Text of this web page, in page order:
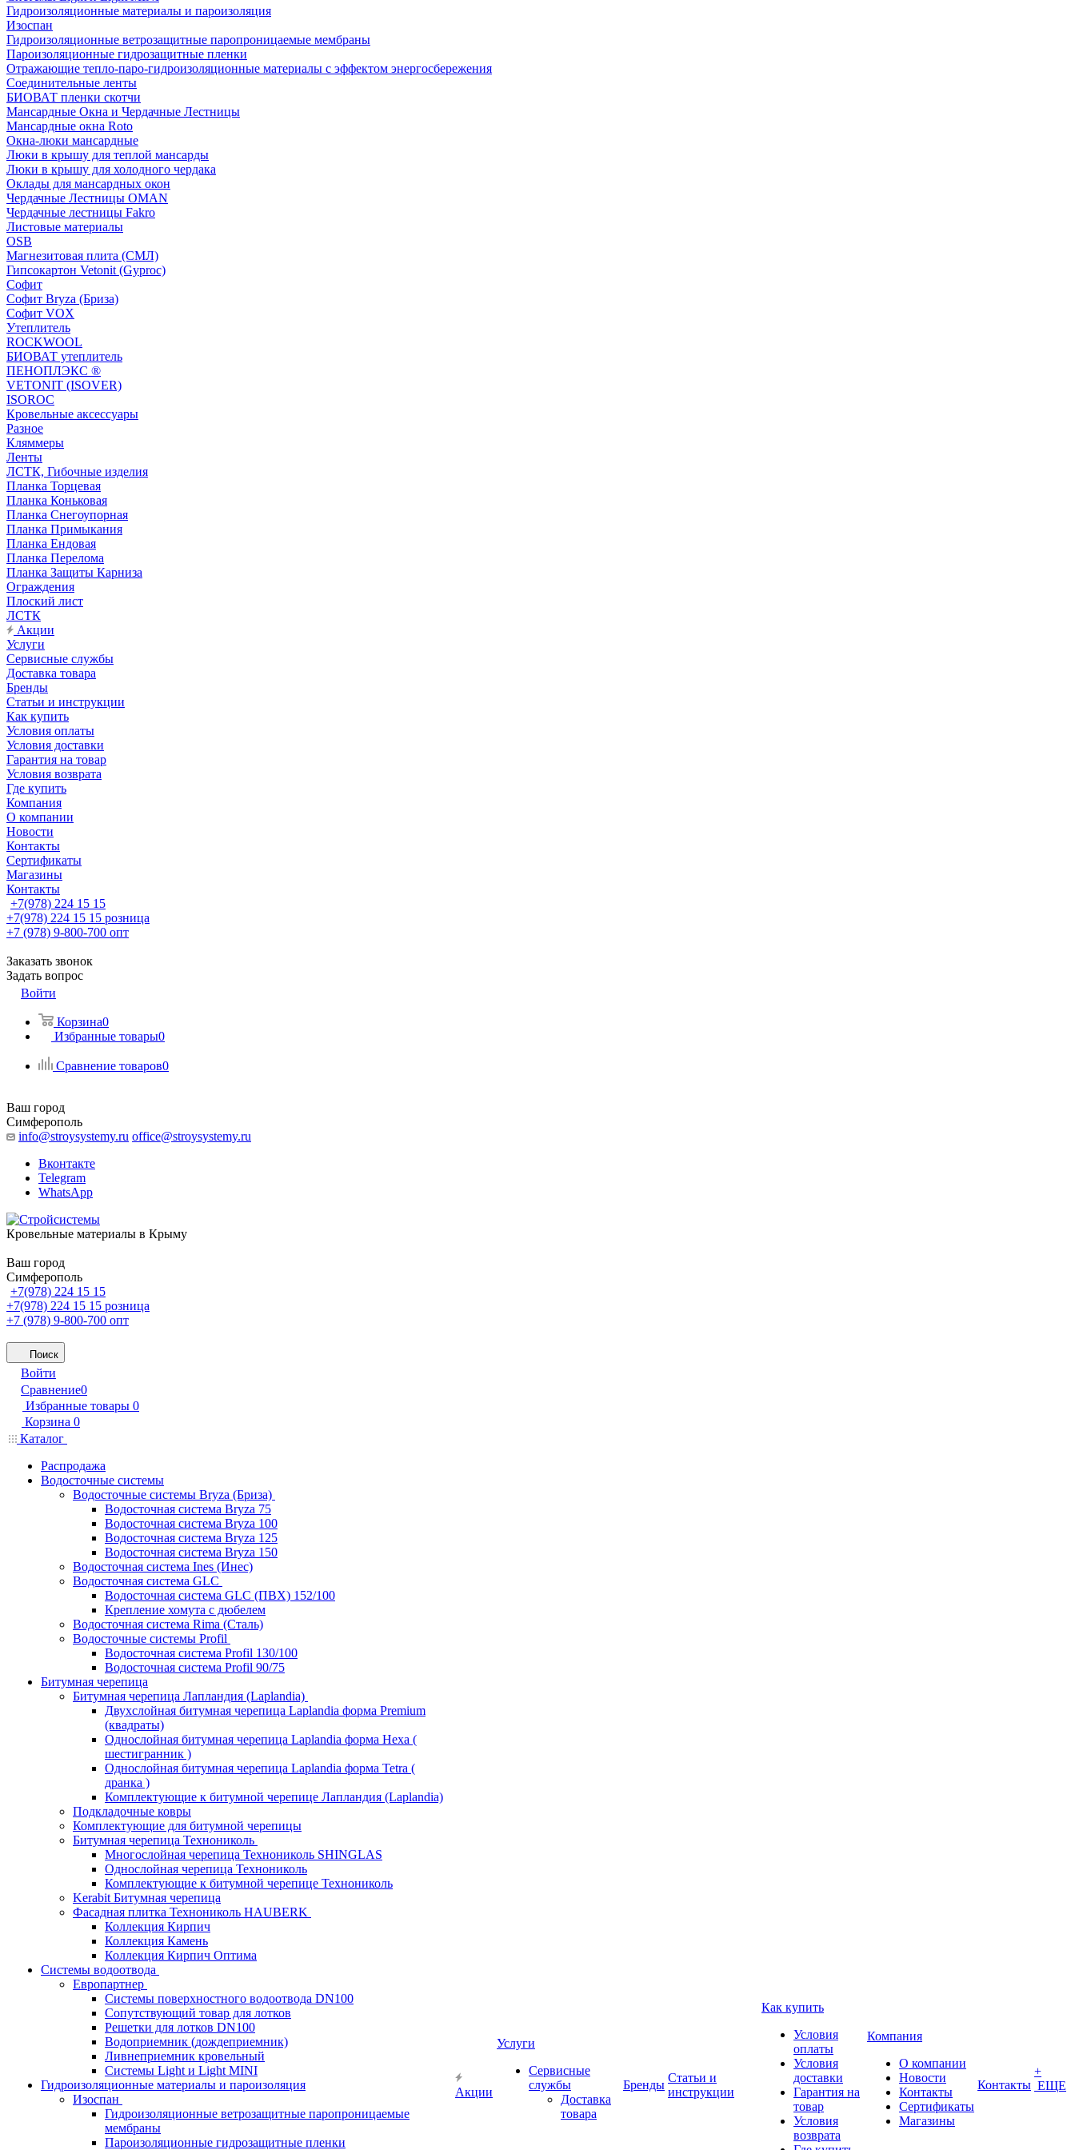
Гидроизоляционные материалы и пароизоляция
Изоспан
Гидроизоляционные ветрозащитные паропроницаемые мембраны
Пароизоляционные гидрозащитные пленки
Отражающие тепло-паро-гидроизоляционные материалы с эффектом энергосбережения
Соединительные ленты
БИОВАТ пленки скотчи
Мансардные Окна и Чердачные Лестницы
Мансардные окна Roto
Окна-люки мансардные
Люки в крышу для теплой мансарды
Люки в крышу для холодного чердака
Оклады для мансардных окон
Чердачные Лестницы OMAN
Чердачные лестницы Fakro
Листовые материалы
OSB
Магнезитовая плита (СМЛ)
Гипсокартон Vetonit (Gyproc)
Софит
Софит Bryza (Бриза)
Софит VOX
Утеплитель
ROCKWOOL
БИОВАТ утеплитель
ПЕНОПЛЭКС ®
VETONIT (ISOVER)
ISOROC
Кровельные аксессуары
Разное
Кляммеры
Ленты
ЛСТК, Гибочные изделия
Планка Торцевая
Планка Коньковая
Планка Снегоупорная
Планка Примыкания
Планка Ендовая
Планка Перелома
Планка Защиты Карниза
Ограждения
Плоский лист
ЛСТК
Акции
Услуги
Сервисные службы
Доставка товара
Бренды
Статьи и инструкции
Как купить
Условия оплаты
Условия доставки
Гарантия на товар
Условия возврата
Где купить
Компания
О компании
Новости
Контакты
Сертификаты
Магазины
Контакты
+7(978) 224 15 15
+7(978) 224 15 15 розница
+7 (978) 9-800-700 опт
Заказать звонок
Задать вопрос
Войти
Корзина0
Избранные товары0
Сравнение товаров0
Ваш город
Симферополь
info@stroysystemy.ru office@stroysystemy.ru
Вконтакте
Telegram
WhatsApp
Кровельные материалы в Крыму
Ваш город
Симферополь
+7(978) 224 15 15
+7(978) 224 15 15 розница
+7 (978) 9-800-700 опт
Поиск
Войти
Сравнение0
Избранные товары 0
Корзина 0
Каталог
Распродажа
Водосточные системы
Водосточные системы Bryza (Бриза)
Водосточная система Bryza 75
Водосточная система Bryza 100
Водосточная система Bryza 125
Водосточная система Bryza 150
Водосточная система Ines (Инес)
Водосточная система GLC
Водосточная система GLC (ПВХ) 152/100
Крепление хомута с дюбелем
Водосточная система Rima (Сталь)
Водосточные системы Profil
Водосточная система Profil 130/100
Водосточная система Profil 90/75
Битумная черепица
Битумная черепица Лапландия (Laplandia)
Двухслойная битумная черепица Laplandia форма Premium
(квадраты)
Однослойная битумная черепица Laplandia форма Hexa (
шестигранник )
Однослойная битумная черепица Laplandia форма Tetra (
дранка )
Комплектующие к битумной черепице Лапландия (Laplandia)
Подкладочные ковры
Комплектующие для битумной черепицы
Битумная черепица Технониколь
Многослойная черепица Технониколь SHINGLAS
Однослойная черепица Технониколь
Комплектующие к битумной черепице Технониколь
Kerabit Битумная черепица
Фасадная плитка Технониколь HAUBERK
Кол​лекция Кирпич
Кол​лекция Камень
Коллекция Кирпич Оптима
Системы водоотвода
Европартнер
Системы поверхностного водоотвода DN100
Сопутствующий товар для лотков
Решетки для лотков DN100
Водоприемник (дождеприемник)
Ливнеприемник кровельный
Системы Light и Light MINI
Гидроизоляционные материалы и пароизоляция
Изоспан
Гидроизоляционные ветрозащитные паропроницаемые
мембраны
Пароизоляционные гидрозащитные пленки
Акции
Услуги
Сервисные
службы
Доставка
товара
Бренды
Статьи и
инструкции
Как купить
Условия
оплаты
Условия
доставки
Гарантия на
товар
Условия
возврата
Компания
О компании
Новости
Контакты
Сертификаты
Магазины
Контакты
+
ЕЩЕ